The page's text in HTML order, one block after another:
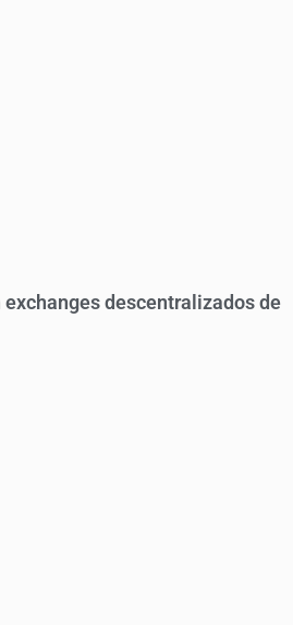
exchanges descentralizados de